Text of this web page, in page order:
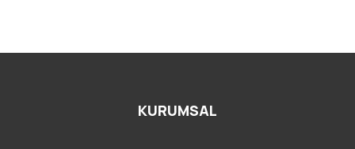
KURUMSAL